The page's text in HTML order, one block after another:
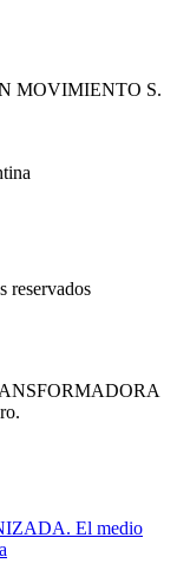
MOVIMIENTO S.
reservados
El medio